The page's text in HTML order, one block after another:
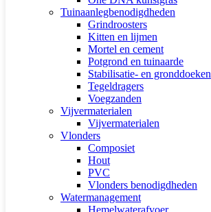
Tuinaanlegbenodigdheden
Grindroosters
Kitten en lijmen
Mortel en cement
Potgrond en tuinaarde
Stabilisatie- en gronddoeken
Tegeldragers
Voegzanden
Vijvermaterialen
Vijvermaterialen
Vlonders
Composiet
Hout
PVC
Vlonders benodigdheden
Watermanagement
Hemelwaterafvoer